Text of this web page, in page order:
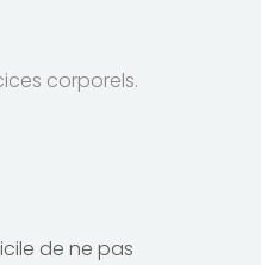
corporels.
de ne pas